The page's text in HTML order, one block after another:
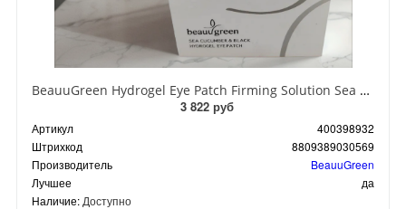
BeauuGreen Hydrogel Eye Patch Firming Solution Sea Cocumber & Black Гидрогелевые патчи для кожи вокруг глаз с экстрактом черного морского огурца 60 шт 90 гр
3 822 руб
Артикул
400398932
Штрихкод
8809389030569
Производитель
BeauuGreen
Лучшее
да
Наличие: Доступно